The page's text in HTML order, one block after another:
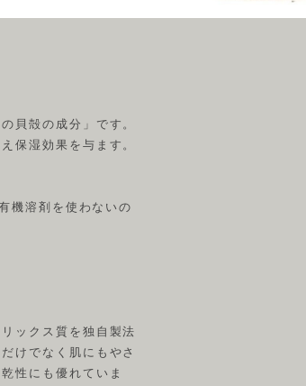
貝殻の成分」です。
保湿効果を与ます。
機溶剤を使わないの
ックス質を独自製法
けでなく肌にもやさ
性にも優れていま